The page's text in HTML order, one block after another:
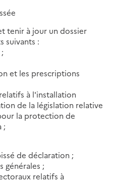
tenir à jour un dossier
suivants :
et les prescriptions
à l'installation
de la législation relative
la protection de
de déclaration ;
générales ;
relatifs à